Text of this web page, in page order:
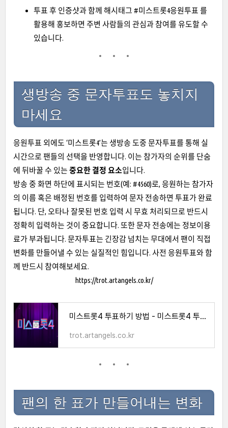
투표 후 인증샷과 함께 해시태그 #미스트롯4응원투표 를
활용해 홍보하면 주변 사람들의 관심과 참여를 유도할 수
있습니다.
생방송 중 문자투표도 놓치지
마세요
응원투표 외에도 ‘미스트롯4’는 생방송 도중 문자투표를 통해 실
시간으로 팬들의 선택을 반영합니다. 이는 참가자의 순위를 단숨
에 뒤바꿀 수 있는 중요한 결정 요소입니다.
방송 중 화면 하단에 표시되는 번호(예: #4560)로, 응원하는 참가자
의 이름 혹은 배정된 번호를 입력하여 문자 전송하면 투표가 완료
됩니다. 단, 오타나 잘못된 번호 입력 시 무효 처리되므로 반드시
정확히 입력하는 것이 중요합니다. 또한 문자 전송에는 정보이용
료가 부과됩니다. 문자투표는 긴장감 넘치는 무대에서 팬이 직접
변화를 만들어낼 수 있는 실질적인 힘입니다. 사전 응원투표와 함
께 반드시 참여해보세요.
https://trot.artangels.co.kr/
미스트롯4 투표하기 방법 - 미스트롯4 투표하기
trot.artangels.co.kr
팬의 한 표가 만들어내는 변화